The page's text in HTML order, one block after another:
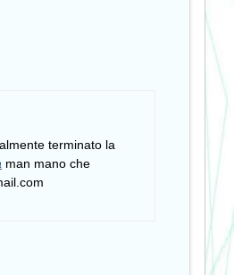
terminato la
man mano che